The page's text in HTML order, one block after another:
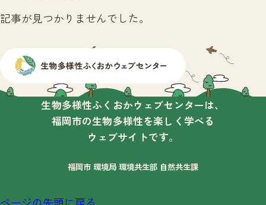
記事が見つかりませんでした。
生物多様性ふくおかウェブセンターは、
福岡市の生物多様性を楽しく学べる
ウェブサイトです。
福岡市 環境局 環境共生部 自然共生課